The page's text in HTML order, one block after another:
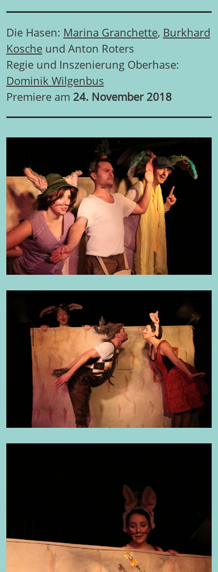
Die Hasen: Marina Granchette, Burkhard
Koscheund Anton Roters
Regie und Inszenierung Oberhase:
Dominik Wilgenbus
Premiere am 24. November 2018